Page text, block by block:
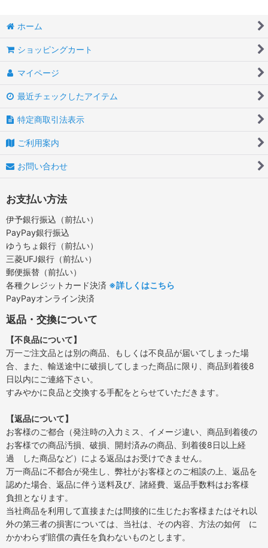
ホーム
ショッピングカート
マイページ
最近チェックしたアイテム
特定商取引法表示
ご利用案内
お問い合わせ
お支払い方法
伊予銀行振込（前払い）
PayPay銀行振込
ゆうちょ銀行（前払い）
三菱UFJ銀行（前払い）
郵便振替（前払い）
各種クレジットカード決済 ※詳しくはこちら
PayPayオンライン決済
返品・交換について
【不良品について】
万一ご注文品とは別の商品、もしくは不良品が届いてしまった場
合、また、輸送途中に破損してしまった商品に限り、商品到着後8
日以内にご連絡下さい。
すみやかに良品と交換する手配をとらせていただきます。
【返品について】
お客様のご都合（発注時の入力ミス、イメージ違い、商品到着後の
お客様での商品汚損、破損、開封済みの商品、到着後8日以上経
過 した商品など）による返品はお受けできません。
万一商品に不都合が発生し、弊社がお客様とのご相談の上、返品を
認めた場合、返品に伴う送料及び、諸経費、返品手数料はお客様
負担となります。
当社商品を利用して直接または間接的に生じたお客様またはそれ以
外の第三者の損害については、当社は、その内容、方法の如何 に
かかわらず賠償の責任を負わないものとします。